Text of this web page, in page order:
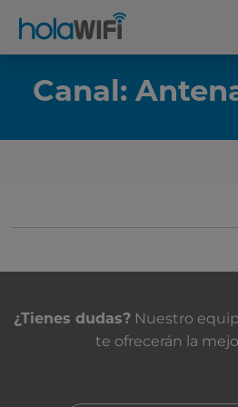
Canal:
Contacta con
¿Tienes dudas? Nuestro
te ofrecerán la